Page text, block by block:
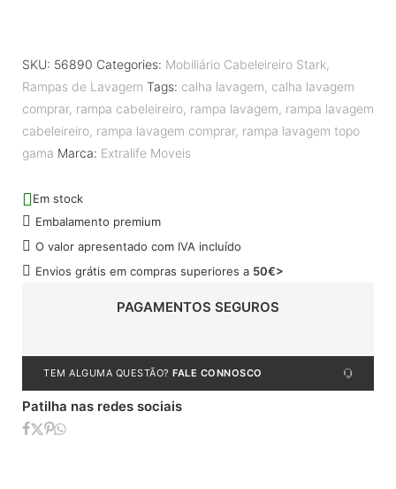
SKU: 56890 Categories: Mobiliário Cabeleireiro Stark,
Rampas de Lavagem Tags: calha lavagem, calha lavagem
comprar, rampa cabeleireiro, rampa lavagem, rampa lavagem
cabeleireiro, rampa lavagem comprar, rampa lavagem topo
gama Marca: Extralife Moveis
Em stock
Embalamento premium
O valor apresentado com IVA incluído
Envios grátis em compras superiores a 50€>
PAGAMENTOS SEGUROS
TEM ALGUMA QUESTÃO? FALE CONNOSCO
Patilha nas redes sociais